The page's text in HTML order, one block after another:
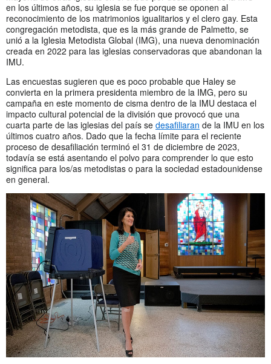
en los últimos años, su iglesia se fue porque se oponen al
reconocimiento de los matrimonios igualitarios y el clero gay. Esta
congregación metodista, que es la más grande de Palmetto, se
unió a la Iglesia Metodista Global (IMG), una nueva denominación
creada en 2022 para las iglesias conservadoras que abandonan la
IMU.
Las encuestas sugieren que es poco probable que Haley se
convierta en la primera presidenta miembro de la IMG, pero su
campaña en este momento de cisma dentro de la IMU destaca el
impacto cultural potencial de la división que provocó que una
cuarta parte de las iglesias del país se desafiliaran de la IMU en los
últimos cuatro años. Dado que la fecha límite para el reciente
proceso de desafiliación terminó el 31 de diciembre de 2023,
todavía se está asentando el polvo para comprender lo que esto
significa para los/as metodistas o para la sociedad estadounidense
en general.